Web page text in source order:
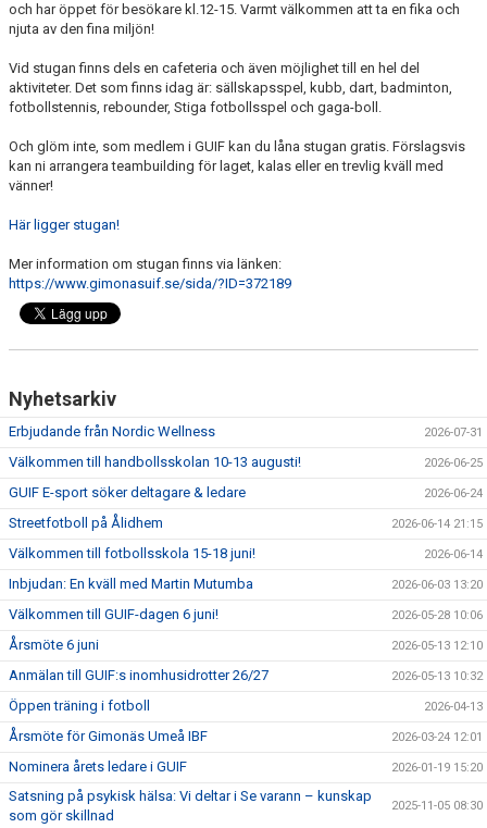
och har öppet för besökare kl.12-15. Varmt välkommen att ta en fika och
njuta av den fina miljön!
Vid stugan finns dels en cafeteria och även möjlighet till en hel del
aktiviteter. Det som finns idag är: sällskapsspel, kubb, dart, badminton,
fotbollstennis, rebounder, Stiga fotbollsspel och gaga-boll.
Och glöm inte, som medlem i GUIF kan du låna stugan gratis. Förslagsvis
kan ni arrangera teambuilding för laget, kalas eller en trevlig kväll med
vänner!
Här ligger stugan!
Mer information om stugan finns via länken:
https://www.gimonasuif.se/sida/?ID=372189
Nyhetsarkiv
Erbjudande från Nordic Wellness 2026-07-31
Välkommen till handbollsskolan 10-13 augusti! 2026-06-25
GUIF E-sport söker deltagare & ledare 2026-06-24
Streetfotboll på Ålidhem 2026-06-14 21:15
Välkommen till fotbollsskola 15-18 juni! 2026-06-14
Inbjudan: En kväll med Martin Mutumba 2026-06-03 13:20
Välkommen till GUIF-dagen 6 juni! 2026-05-28 10:06
Årsmöte 6 juni 2026-05-13 12:10
Anmälan till GUIF:s inomhusidrotter 26/27 2026-05-13 10:32
Öppen träning i fotboll 2026-04-13
Årsmöte för Gimonäs Umeå IBF 2026-03-24 12:01
Nominera årets ledare i GUIF 2026-01-19 15:20
Satsning på psykisk hälsa: Vi deltar i Se varann – kunskap
som gör skillnad
2025-11-05 08:30